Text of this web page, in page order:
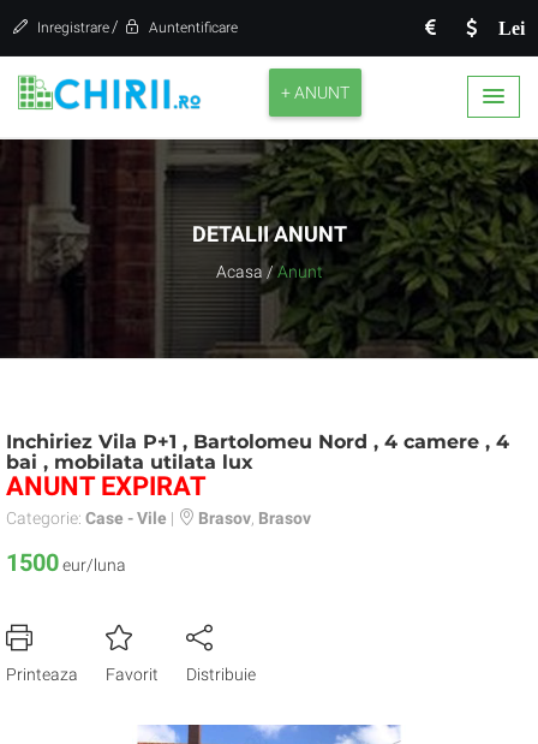
Lei
Inregistrare / Auntentificare
+ ANUNT
DETALII ANUNT
Acasa / Anunt
Inchiriez Vila P+1 , Bartolomeu Nord , 4 camere , 4
bai , mobilata utilata lux
ANUNT EXPIRAT
Categorie: Case - Vile | Brasov Brasov
1500eur/luna
Printeaza Favorit Distribuie